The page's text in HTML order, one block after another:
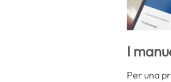
I
Per una